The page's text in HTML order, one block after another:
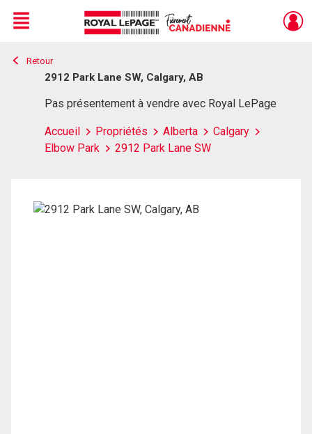
Live
En Direct
Menu
Retour
2912 Park Lane SW, Calgary, AB
Pas présentement à vendre avec Royal LePage
Accueil Propriétés Alberta
Calgary
Elbow Park
2912 Park Lane SW